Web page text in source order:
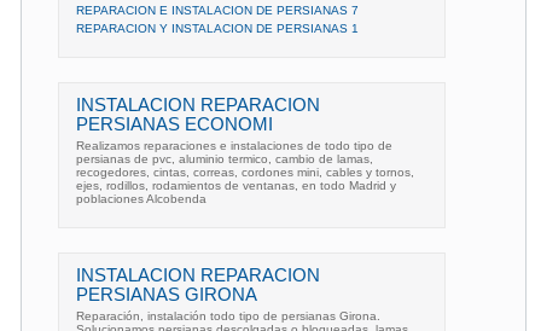
REPARACION E INSTALACION DE PERSIANAS 7
REPARACION Y INSTALACION DE PERSIANAS 1
INSTALACION REPARACION
PERSIANAS ECONOMI
Realizamos reparaciones e instalaciones de todo tipo de
persianas de pvc, aluminio termico, cambio de lamas,
recogedores, cintas, correas, cordones mini, cables y tornos,
ejes, rodillos, rodamientos de ventanas, en todo Madrid y
poblaciones Alcobenda
INSTALACION REPARACION
PERSIANAS GIRONA
Reparación, instalación todo tipo de persianas Girona.